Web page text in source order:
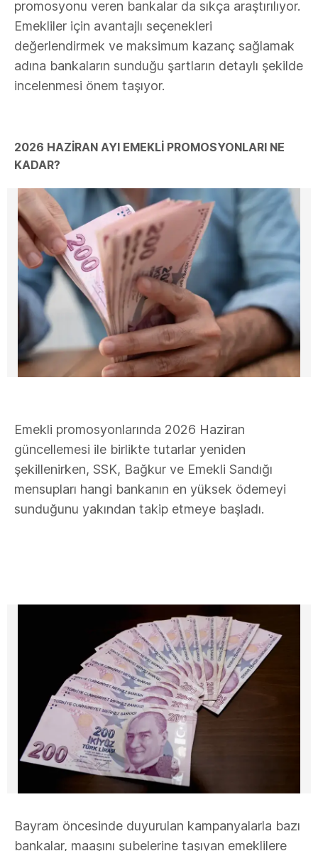
promosyonu veren bankalar da sıkça araştırılıyor.
Emekliler için avantajlı seçenekleri
değerlendirmek ve maksimum kazanç sağlamak
adına bankaların sunduğu şartların detaylı şekilde
incelenmesi önem taşıyor.
2026 HAZİRAN AYI EMEKLİ PROMOSYONLARI NE
KADAR?
Emekli promosyonlarında 2026 Haziran
güncellemesi ile birlikte tutarlar yeniden
şekillenirken, SSK, Bağkur ve Emekli Sandığı
mensupları hangi bankanın en yüksek ödemeyi
sunduğunu yakından takip etmeye başladı.
Bayram öncesinde duyurulan kampanyalarla bazı
bankalar, maaşını şubelerine taşıyan emeklilere